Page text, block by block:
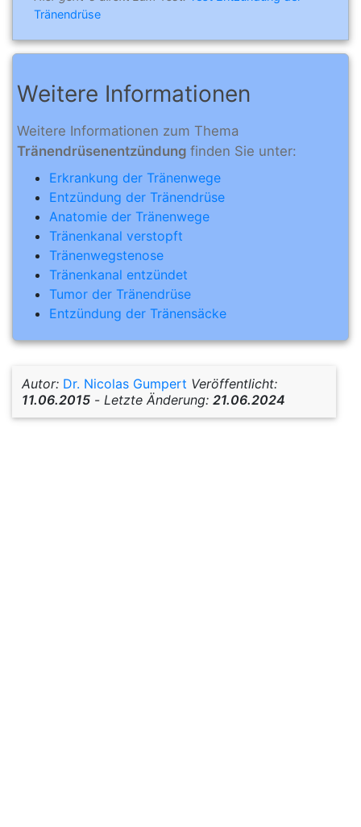
Tränendrüse
Weitere Informationen
Weitere Informationen zum Thema
Tränendrüsenentzündung finden Sie unter:
Erkrankung der Tränenwege
Entzündung der Tränendrüse
Anatomie der Tränenwege
Tränenkanal verstopft
Tränenwegstenose
Tränenkanal entzündet
Tumor der Tränendrüse
Entzündung der Tränensäcke
Autor: Dr. Nicolas Gumpert Veröffentlicht:
11.06.2015 - Letzte Änderung: 21.06.2024